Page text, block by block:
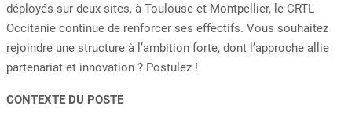
déployés sur deux sites, à Toulouse et Montpellier, le CRTL
Occitanie continue de renforcer ses effectifs. Vous souhaitez
rejoindre une structure à l’ambition forte, dont l’approche allie
partenariat et innovation ? Postulez !
CONTEXTE DU POSTE